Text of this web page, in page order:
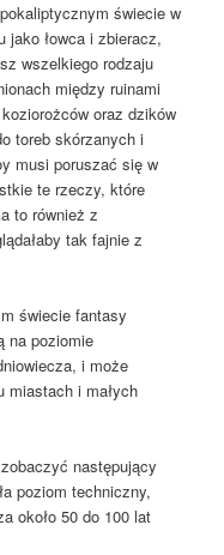
świecie w
jako łowca i zbieracz,
wszelkiego rodzaju
między ruinami
oraz dzików
toreb skórzanych i
musi poruszać się w
te rzeczy, które
to również z
tak fajnie z
świecie fantasy
na poziomie
i może
miastach i małych
następujący
poziom techniczny,
około 50 do 100 lat